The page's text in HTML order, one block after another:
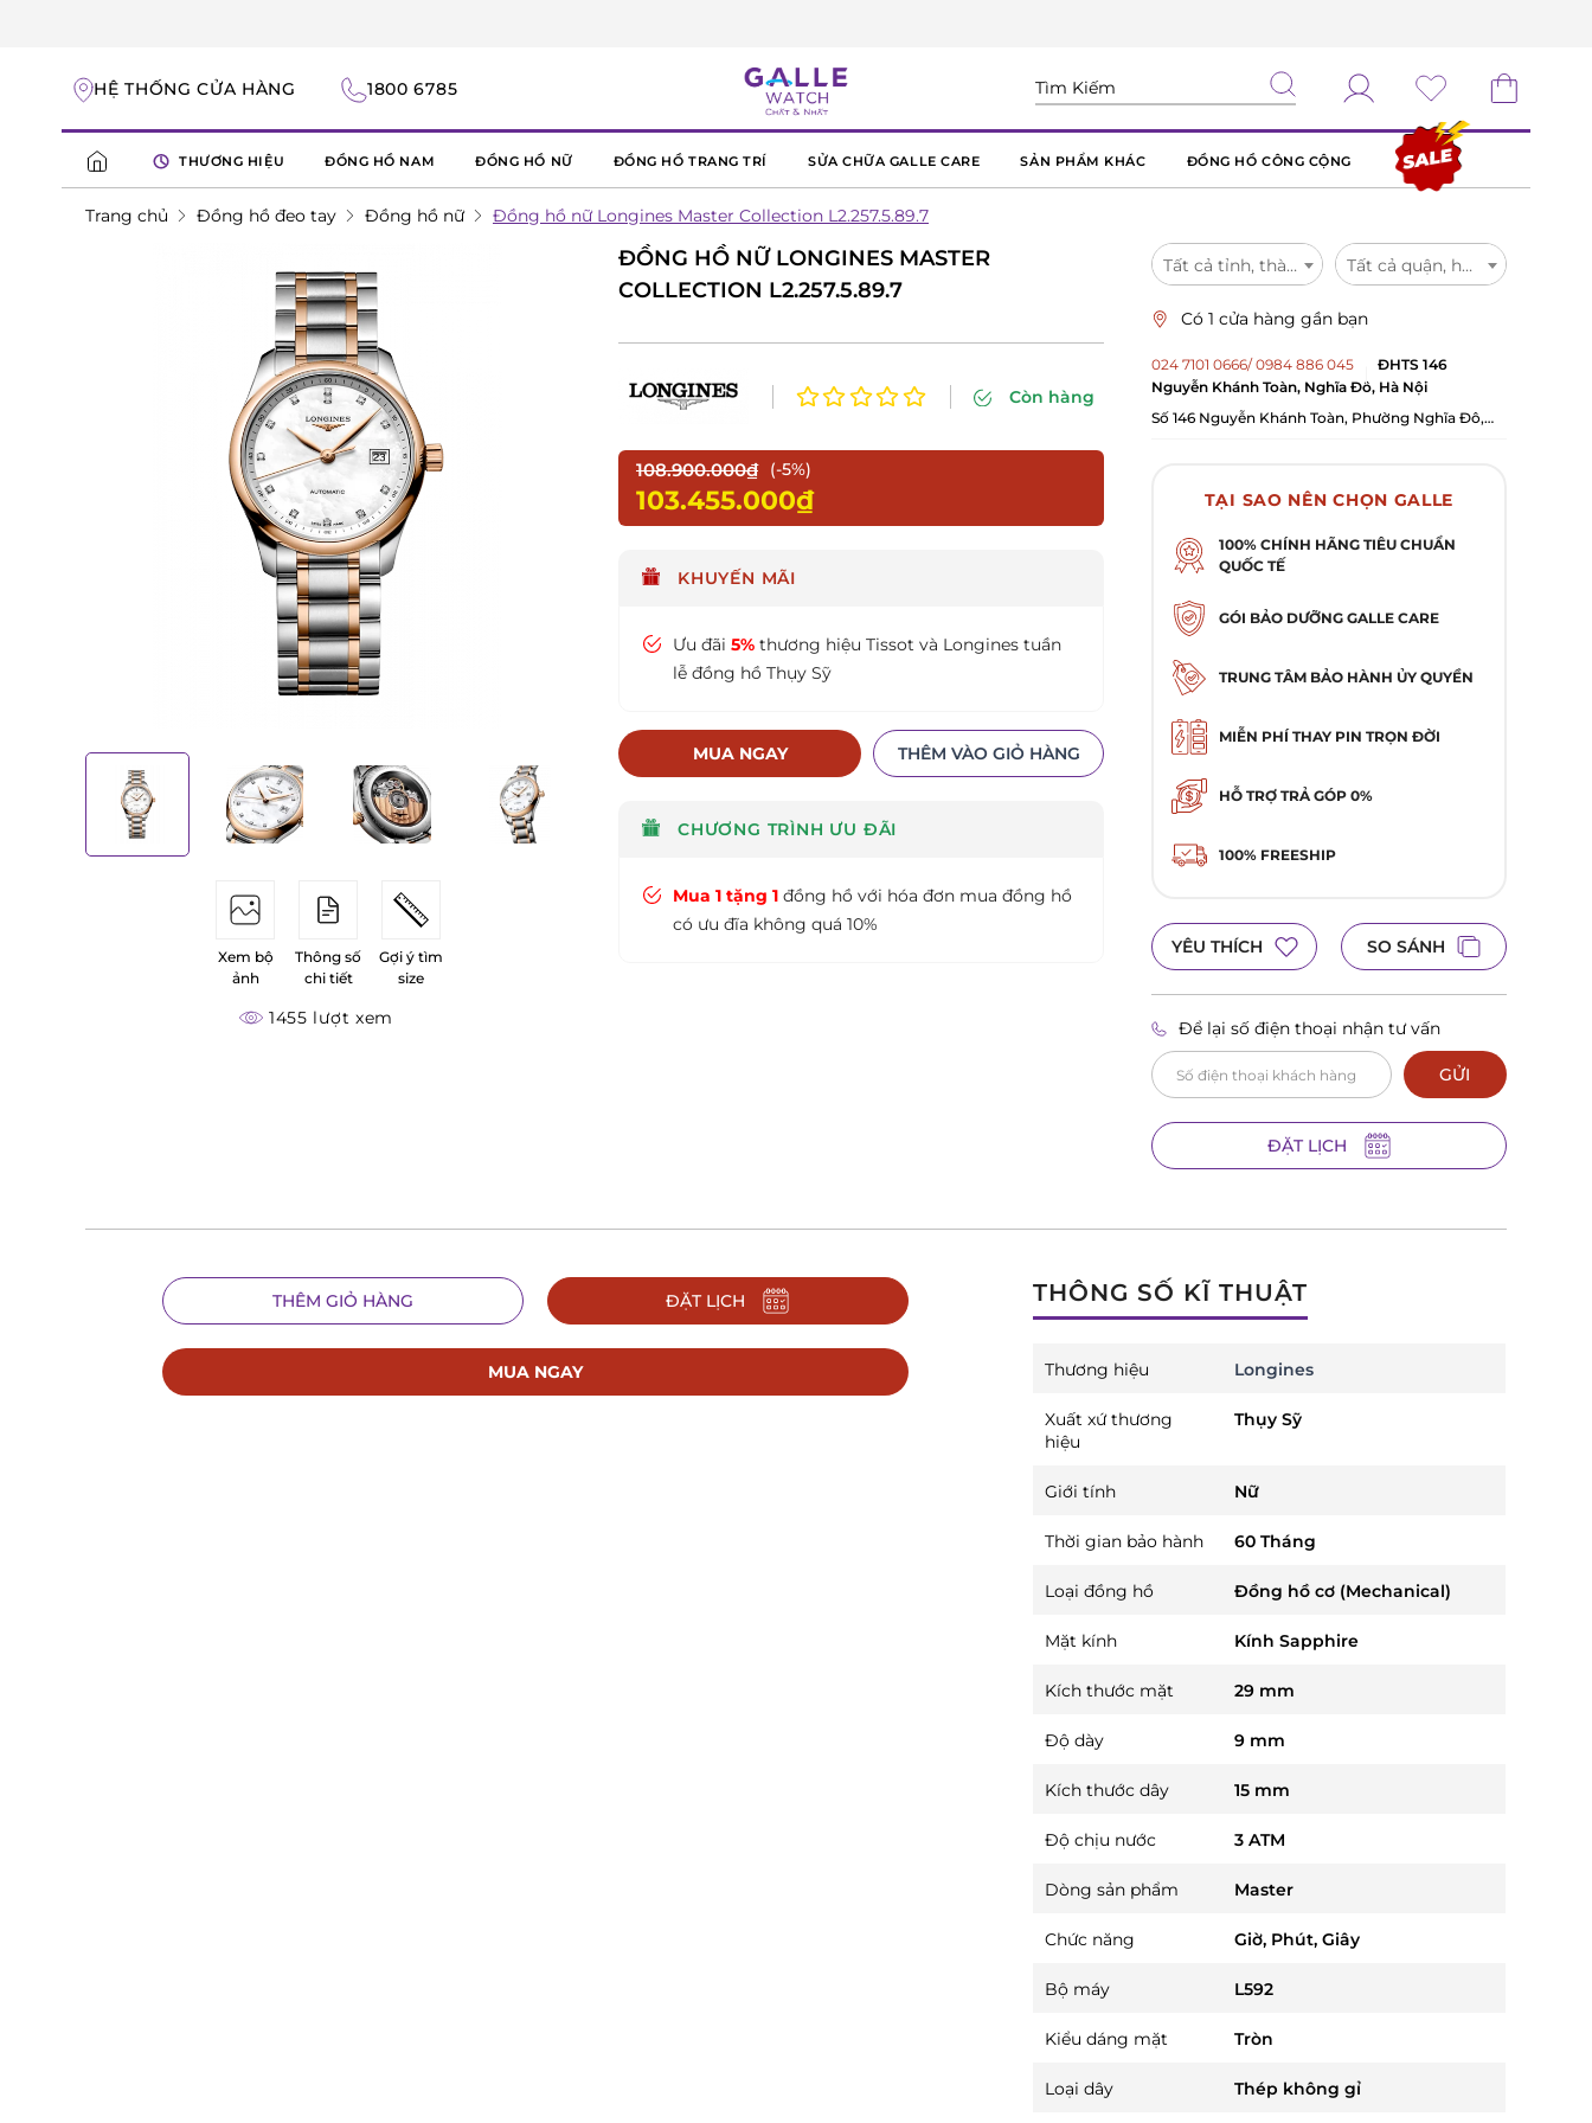
HỆ THỐNG CỬA HÀNG 1800 6785
THƯƠNG HIỆU ĐỒNG HỒ NAM ĐỒNG HỒ NỮ ĐỒNG HỒ TRANG TRÍ SỬA CHỮA GALLE CARE SẢN PHẨM KHÁC ĐỒNG HỒ CÔNG CỘNG
Trang chủ Đồng hồ đeo tay Đồng hồ nữ Đồng hồ nữ Longines Master Collection L2.257.5.89.7
Xem bộ
ảnh
Thông số
chi tiết
Gợi ý tìm
size
1455 lượt xem
ĐỒNG HỒ NỮ LONGINES MASTER
COLLECTION L2.257.5.89.7
Còn hàng
108.900.000₫ (-5%)
103.455.000₫
KHUYẾN MÃI
Ưu đãi 5% thương hiệu Tissot và Longines tuần
lễ đồng hồ Thụy Sỹ
MUA NGAY THÊM VÀO GIỎ HÀNG
CHƯƠNG TRÌNH ƯU ĐÃI
Mua 1 tặng 1 đồng hồ với hóa đơn mua đồng hồ
có ưu đĩa không quá 10%
Tất cả tỉnh, thành Tất cả quận, huyện
Có 1 cửa hàng gần bạn
024 7101 0666/ 0984 886 045
ĐHTS 146
Nguyễn Khánh Toàn, Nghĩa Đô, Hà Nội
Số 146 Nguyễn Khánh Toàn, Phường Nghĩa Đô,
TẠI SAO NÊN CHỌN GALLE
100% CHÍNH HÃNG TIÊU CHUẨN
QUỐC TẾ
GÓI BẢO DƯỠNG GALLE CARE
TRUNG TÂM BẢO HÀNH ỦY QUYỀN
MIỄN PHÍ THAY PIN TRỌN ĐỜI
HỖ TRỢ TRẢ GÓP 0%
100% FREESHIP
YÊU THÍCH SO SÁNH
Để lại số điện thoại nhận tư vấn
GỬI
ĐẶT LỊCH
THÊM GIỎ HÀNG ĐẶT LỊCH
MUA NGAY
THÔNG SỐ KĨ THUẬT
Thương hiệu Longines
Xuất xứ thương
hiệu
Thụy Sỹ
Giới tính Nữ
Thời gian bảo hành 60 Tháng
Loại đồng hồ Đồng hồ cơ (Mechanical)
Mặt kính Kính Sapphire
Kích thước mặt 29 mm
Độ dày 9 mm
Kích thước dây 15 mm
Độ chịu nước 3 ATM
Dòng sản phẩm Master
Chức năng Giờ, Phút, Giây
Bộ máy L592
Kiểu dáng mặt Tròn
Loại dây Thép không gỉ